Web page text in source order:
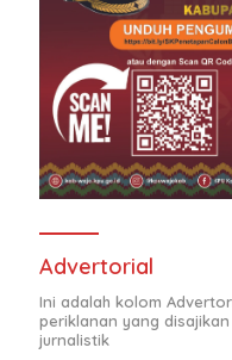
Advertorial
Ini adalah kolom
periklanan yang
jurnalistik